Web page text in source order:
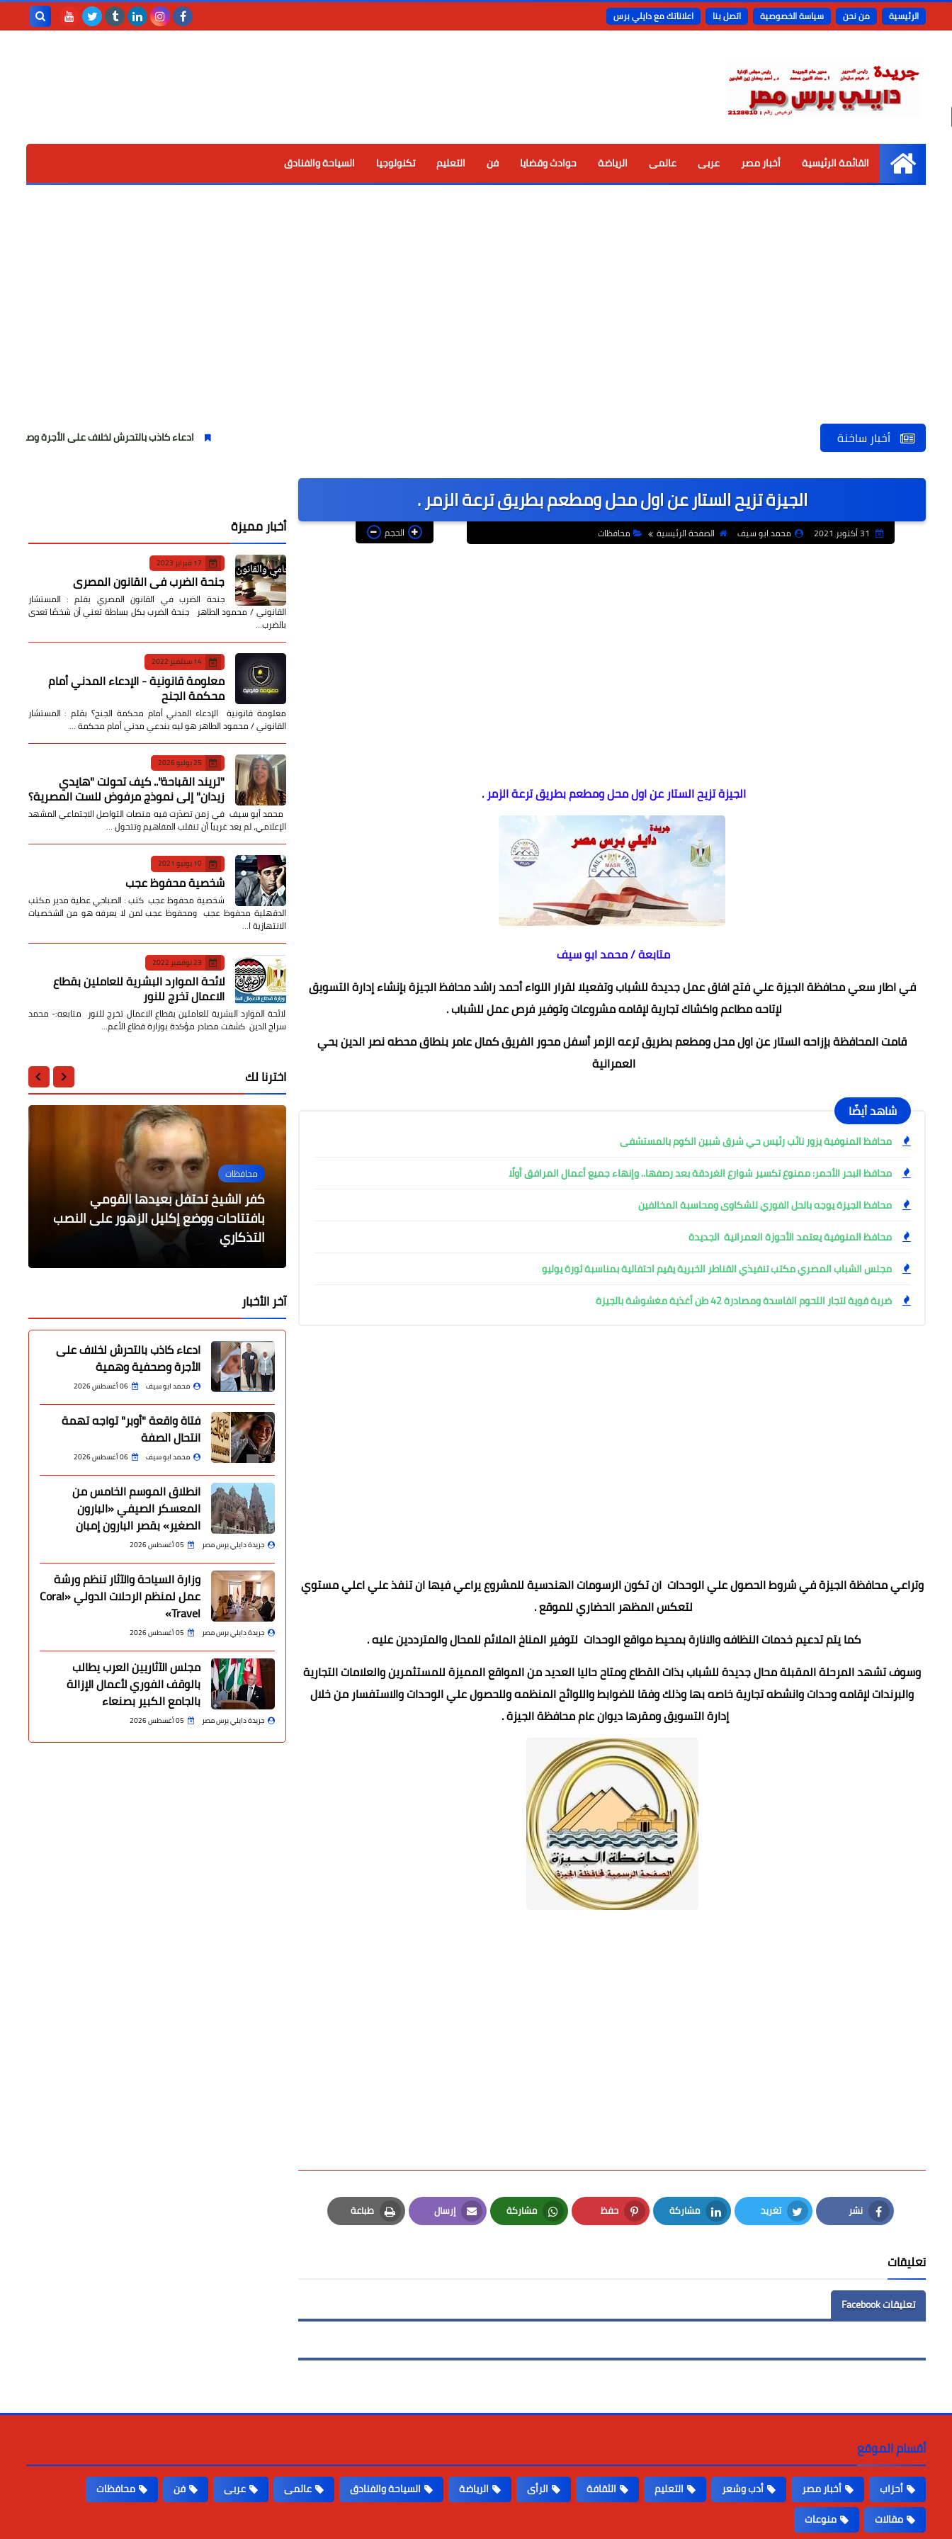
الرئيسية من نحن سياسة الخصوصية اتصل بنا اعلاناتك مع دايلي برس
الرئيسية
القائمة الرئيسية أخبار مصر عربى عالمى الرياضة حوادث وقضايا فن التعليم تكنولوجيا السياحة والفنادق
أخبار ساخنة ادعاء كاذب بالتحرش لخلاف على الأجرة وصحفية وهمية
الجيزة تزيح الستار عن اول محل ومطعم بطريق ترعة الزمر .
محمد ابو سيف الصفحة الرئيسية محافظات الحجم
الجيزة تزيح الستار عن اول محل ومطعم بطريق ترعة الزمر .
متابعة / محمد ابو سيف
في اطار سعي محافظة الجيزة علي فتح افاق عمل جديدة للشباب وتفعيلا لقرار اللواء أحمد راشد محافظ الجيزة بإنشاء إدارة التسويق
لإتاحه مطاعم واكشاك تجارية لإقامه مشروعات وتوفير فرص عمل للشباب .
قامت المحافظة بإزاحه الستار عن اول محل ومطعم بطريق ترعه الزمر أسفل محور الفريق كمال عامر بنطاق محطه نصر الدين بحي
العمرانية
شاهد أيضًا
محافظ المنوفية يزور نائب رئيس حي شرق شبين الكوم بالمستشفى
محافظ البحر الأحمر: ممنوع تكسير شوارع الغردقة بعد رصفها.. وإنهاء جميع أعمال المرافق أولًا
محافظ الجيزة يوجه بالحل الفوري للشكاوى ومحاسبة المخالفين
محافظ المنوفية يعتمد الأحوزة العمرانية الجديدة
مجلس الشباب المصري مكتب تنفيذي القناطر الخبرية يقيم احتفالية بمناسبة ثورة يوليو
ضربة قوية لتجار اللحوم الفاسدة ومصادرة 42 طن أغذية مغشوشة بالجيزة
وتراعي محافظة الجيزة في شروط الحصول علي الوحدات ان تكون الرسومات الهندسية للمشروع يراعي فيها ان تنفذ علي اعلي مستوي
لتعكس المظهر الحضاري للموقع .
كما يتم تدعيم خدمات النظافه والانارة بمحيط مواقع الوحدات لتوفير المناخ الملائم للمحال والمترددين عليه .
وسوف تشهد المرحلة المقبلة محال جديدة للشباب بذات القطاع ومتاح حاليا العديد من المواقع المميزة للمستثمرين والعلامات التجارية
والبرندات لإقامه وحدات وانشطه تجارية خاصه بها وذلك وفقا للضوابط واللوائح المنظمه وللحصول علي الوحدات والاستفسار من خلال
إدارة التسويق ومقرها ديوان عام محافظة الجيزة .
نشر
Facebook
تغريد
Twitter
مشاركة
LinkedIn
حفظ
Pinterest
مشاركة
Whatsapp
إرسال
Email
طباعة
Print
تعليقات
تعليقات Facebook
أخبار مميزة
17 فبراير 2023
جنحة الضرب في القانون المصري
جنحة الضرب في القانون المصري بقلم : المستشار
القانوني / محمود الطاهر جنحة الضرب بكل بساطة تعني أن شخصًا تعدى
بالضرب…
14 سبتمبر 2022
معلومة قانونية - الإدعاء المدني أمام
محكمة الجنح
معلومة قانونية الإدعاء المدني أمام محكمة الجنح؟ بقلم : المستشار
القانوني / محمود الطاهر هو ليه بندعي مدني أمام محكمة …
25 يوليو 2026
​"تريند القباحة".. كيف تحولت "هايدي
زيدان" إلى نموذج مرفوض للست المصرية؟
​ محمد أبو سيف ​في زمن تصدّرت فيه منصات التواصل الاجتماعي المشهد
الإعلامي، لم يعد غريباً أن تنقلب المفاهيم وتتحول …
10 يونيو 2021
شخصية محفوظ عجب
شخصية محفوظ عجب كتب : الصباحي عطية مدير مكتب
الدقهلية محفوظ عجب ومحفوظ عجب لمن لا يعرفه هو من الشخصيات
الانتهازية ا…
23 نوفمبر 2022
لائحة الموارد البشرية للعاملين بقطاع
الاعمال تخرج للنور
لائحة الموارد البشرية للعاملين بقطاع الاعمال تخرج للنور متابعه:- محمد
سراج الدين كشفت مصادر مؤكدة بوزارة قطاع الأعم…
اخترنا لك
محافظات
كفر الشيخ تحتفل بعيدها القومي
بافتتاحات ووضع إكليل الزهور على النصب
التذكاري
محافظات
الرقابة الادارية بالقليوبية تضبط قضايا
تمونية بشبرا الخيمة
محافظات
أعمال تسوية الطرق والشوارع بنطاق
القناطر الخيرية بالقليوبية
الرياضة
مباريات اليوم مع دايلي برس مصر
أخبار مصر
وزير السياحة/ إبراز دور قطاع السياحة
الخاص في صناعة السياحة في مصر
آخر الأخبار
ادعاء كاذب بالتحرش لخلاف على
الأجرة وصحفية وهمية
محمد ابو سيف 06 أغسطس 2026
فتاة واقعة "أوبر" تواجه تهمة
انتحال الصفة
محمد ابو سيف 06 أغسطس 2026
انطلاق الموسم الخامس من
المعسكر الصيفي «البارون
الصغير» بقصر البارون إمبان
جريدة دايلي برس مصر 05 أغسطس 2026
وزارة السياحة والآثار تنظم ورشة
عمل لمنظم الرحلات الدولي «Coral
Travel»
جريدة دايلي برس مصر 05 أغسطس 2026
مجلس الآثاريين العرب يطالب
بالوقف الفوري لأعمال الإزالة
بالجامع الكبير بصنعاء
جريدة دايلي برس مصر 05 أغسطس 2026
أقسام الموقع
أحزاب أخبار مصر أدب وشعر التعليم الثقافة الرأى الرياضة السياحة والفنادق عالمى عربى فن
محافظات
مقالات
منوعات